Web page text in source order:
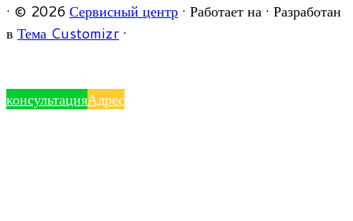
· © 2026 Сервисный центр · Работает на · Разработан
в Тема Customizr ·
консультацияАдрес